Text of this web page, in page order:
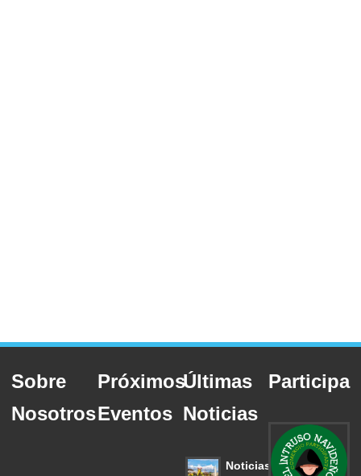
Sobre
Nosotros
Próximos
Eventos
Últimas
Noticias
Noticias
Participa